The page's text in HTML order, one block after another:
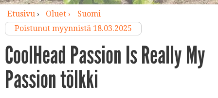
Etusivu› Oluet ›
Suomi
Poistunut myynnistä 18.03.2025
CoolHead Passion Is Really My
Passion tölkki